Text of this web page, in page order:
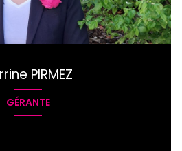
PIRMEZ
GÉRANTE